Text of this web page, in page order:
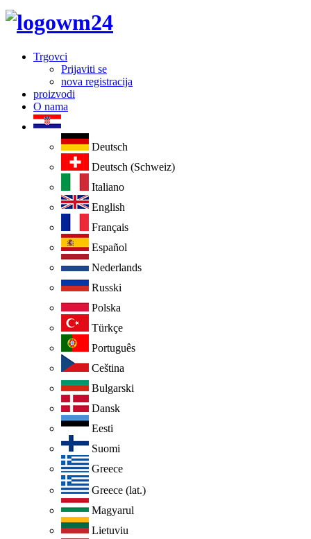
Trgovci
Prijaviti se
nova registracija
proizvodi
O nama
Deutsch
Deutsch (Schweiz)
Italiano
English
Français
Español
Nederlands
Russki
Polska
Türkçe
Português
Ceština
Bulgarski
Dansk
Eesti
Suomi
Greece
Greece (lat.)
Magyarul
Lietuviu